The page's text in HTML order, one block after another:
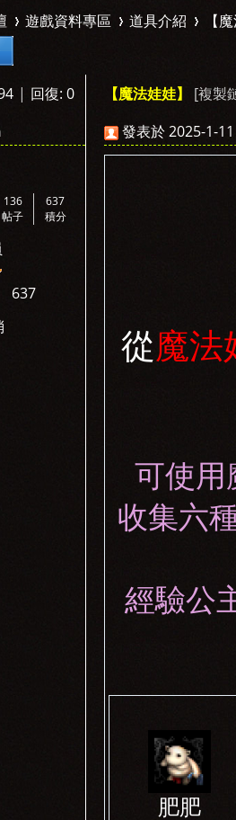
›
遊戲資料專區
›
道具介紹 【
| 回復: 0 【魔法娃娃】
[複製
136
帖子
637
積分
637
發表於 2025-1-
從魔法
可使用
收集六
經驗公
肥肥